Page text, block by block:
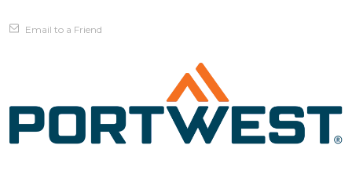
Email to a Friend